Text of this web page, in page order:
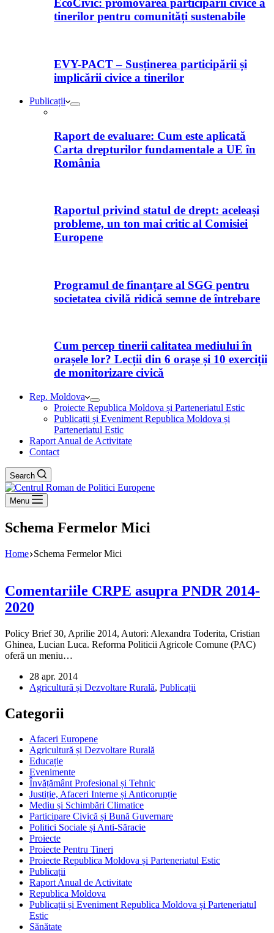
EcoCivic: promovarea participării civice a
tinerilor pentru comunități sustenabile
EVY-PACT – Susținerea participării și
implicării civice a tinerilor
Publicații
Raport de evaluare: Cum este aplicată
Carta drepturilor fundamentale a UE în
România
Raportul privind statul de drept: aceleași
probleme, un ton mai critic al Comisiei
Europene
Programul de finanțare al SGG pentru
societatea civilă ridică semne de întrebare
Cum percep tinerii calitatea mediului în
orașele lor? Lecții din 6 orașe și 10 exerciții
de monitorizare civică
Rep. Moldova
Proiecte Republica Moldova și Parteneriatul Estic
Publicații și Eveniment Republica Moldova și
Parteneriatul Estic
Raport Anual de Activitate
Contact
Search
Menu
Schema Fermelor Mici
Home Schema Fermelor Mici
Comentariile CRPE asupra PNDR 2014-
2020
Policy Brief 30, Aprilie 2014, Autori: Alexandra Toderita, Cristian
Ghinea, Lucian Luca. Reforma Politicii Agricole Comune (PAC)
oferă un meniu…
28 apr. 2014
Agricultură și Dezvoltare Rurală, Publicații
Categorii
Afaceri Europene
Agricultură și Dezvoltare Rurală
Educație
Evenimente
Învățământ Profesional și Tehnic
Justiție, Afaceri Interne și Anticorupție
Mediu și Schimbări Climatice
Participare Civică și Bună Guvernare
Politici Sociale și Anti-Săracie
Proiecte
Proiecte Pentru Tineri
Proiecte Republica Moldova și Parteneriatul Estic
Publicații
Raport Anual de Activitate
Republica Moldova
Publicații și Eveniment Republica Moldova și Parteneriatul
Estic
Sănătate